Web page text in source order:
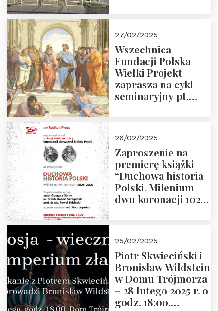
27/02/2025
Wszechnica
Fundacji Polska
Wielki Projekt
zaprasza na cykl
seminaryjny pt.
26/02/2025
Zaproszenie na
premierę książki
“Duchowa historia
Polski. Milenium
dwu koronacji 1025-
2025 r. godz. 17:30,
DAW ul. Miodowa
17/19
25/02/2025
Piotr Skwieciński i
Bronisław Wildstein
w Domu Trójmorza
– 28 lutego 2025 r. o
godz. 18:00.